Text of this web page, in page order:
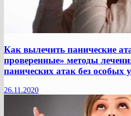
Как вылечить панические
проверенные» методы
панических атак без особых
26.11.2020